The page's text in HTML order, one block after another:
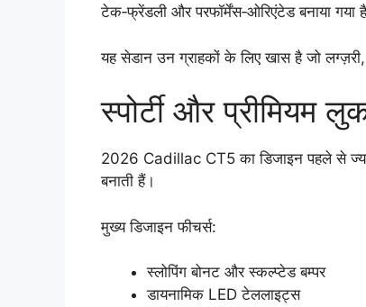
टेक‑फ्रेंडली और परफॉर्मेंस‑ओरिएंटेड बनाया
यह सेडान उन ग्राहकों के लिए खास है जो
स्पोर्टी और प्रीमियम
2026 Cadillac CT5 का डिजाइन पहले से
बनाती हैं।
मुख्य डिजाइन फीचर्स:
स्लोपिंग बोनट और स्कल्प्टेड बम्पर
डायनामिक LED टेललाइट्स